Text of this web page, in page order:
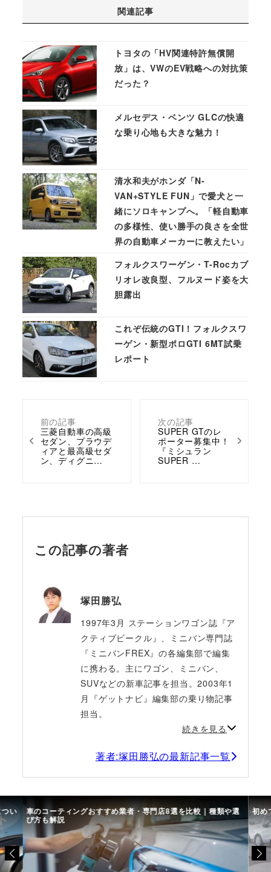
前の記事
三菱自動車の高級
セダン、プラウデ
ィアと最高級セダ
ン、ディグニ…
次の記事
SUPER GTのレ
ポーター募集中！
『ミシュラン
SUPER …
関連記事
トヨタの「HV関連特許無償開
放」は、VWのEV戦略への対抗策
だった？
メルセデス・ベンツ GLCの快適
な乗り心地も大きな魅力！
清水和夫がホンダ「N-
VAN+STYLE FUN」で愛犬と一
緒にソロキャンプへ。「軽自動車
の多様性、使い勝手の良さを全世
界の自動車メーカーに教えたい」
フォルクスワーゲン・T-Rocカブ
リオレ改良型、フルヌード姿を大
胆露出
これぞ伝統のGTI！フォルクスワ
ーゲン・新型ポロGTI 6MT試乗
レポート
この記事の著者
塚田勝弘
1997年3月 ステーションワゴン誌『ア
クティブビークル』、ミニバン専門誌
『ミニバンFREX』の各編集部で編集
に携わる。主にワゴン、ミニバン、
SUVなどの新車記事を担当。2003年1
月『ゲットナビ』編集部の乗り物記事
担当。
続きを見る
著者:塚田勝弘の最新記事一覧
い 車のコーティングおすすめ業者・専門店8選を比較｜種類や選
び方も解説
初め